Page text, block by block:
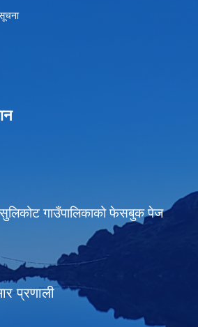
सुलिकोट गाउँपालिकाको फेसबुक पेज
प्रणाली